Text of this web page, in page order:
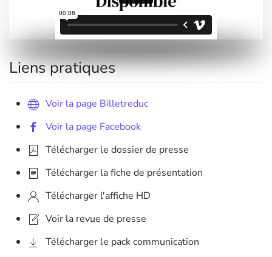
Liens pratiques
Voir la page Billetreduc
Voir la page Facebook
Télécharger le dossier de presse
Télécharger la fiche de présentation
Télécharger l'affiche HD
Voir la revue de presse
Télécharger le pack communication